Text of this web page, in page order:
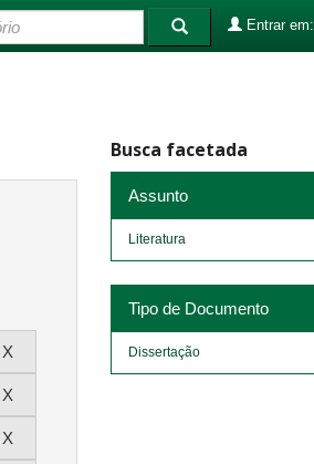
Entrar em:
Busca facetada
Assunto
Literatura
Tipo de Documento
Dissertação